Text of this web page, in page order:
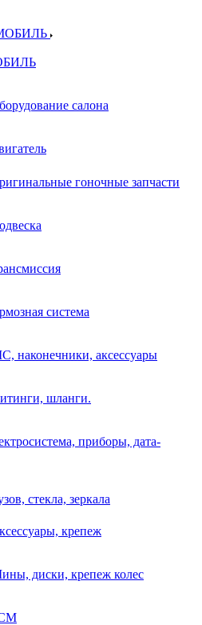
салона
гоночные запчасти
система
наконечники, аксессуары
шланги.
приборы, дата-
стекла, зеркала
крепеж
диски, крепеж колес